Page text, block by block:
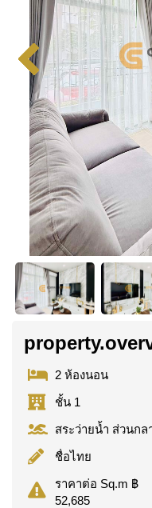
2 ห้องนอน
ชั้น 1
สระว่ายน้ำ ส่วนกล
ชื่อไทย
ราคาต่อ Sq.m ฿
52,685